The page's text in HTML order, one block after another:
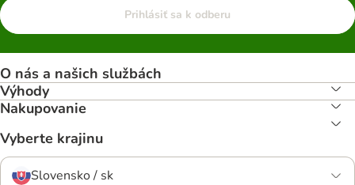
Prihlásiť sa k odberu
O nás a našich službách
Výhody
Nakupovanie
Vyberte krajinu
Slovensko / sk